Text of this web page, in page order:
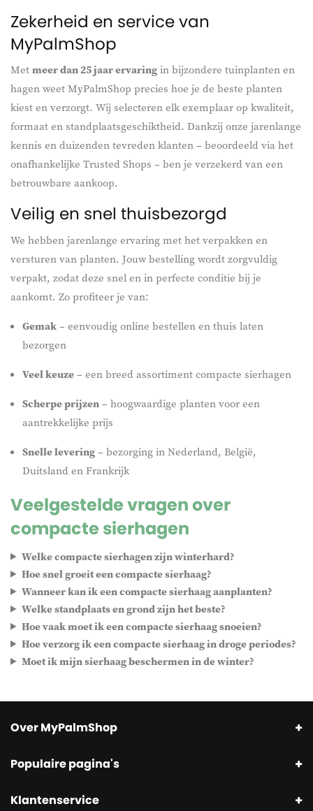
Zekerheid en service van
MyPalmShop
Metmeer dan 25 jaar ervaringin bijzondere tuinplanten en
hagen weet MyPalmShop precies hoe je de beste planten
kiest en verzorgt. Wij selecteren elk exemplaar op kwaliteit,
formaat en standplaatsgeschiktheid. Dankzij onze jarenlange
kennis en duizenden tevreden klanten – beoordeeld via het
onafhankelijke Trusted Shops – ben je verzekerd van een
betrouwbare aankoop.
Veilig en snel thuisbezorgd
We hebben jarenlange ervaring met het verpakken en
versturen van planten. Jouw bestelling wordt zorgvuldig
verpakt, zodat deze snel en in perfecte conditie bij je
aankomt. Zo profiteer je van:
Gemak– eenvoudig online bestellen en thuis laten
bezorgen
Veel keuze– een breed assortiment compacte sierhagen
Scherpe prijzen– hoogwaardige planten voor een
aantrekkelijke prijs
Snelle levering– bezorging in Nederland, België,
Duitsland en Frankrijk
Veelgestelde vragen over
compacte sierhagen
Welke compacte sierhagen zijn winterhard?
Hoe snel groeit een compacte sierhaag?
Wanneer kan ik een compacte sierhaag aanplanten?
Welke standplaats en grond zijn het beste?
Hoe vaak moet ik een compacte sierhaag snoeien?
Hoe verzorg ik een compacte sierhaag in droge periodes?
Moet ik mijn sierhaag beschermen in de winter?
Over MyPalmShop
Populaire pagina's
Klantenservice